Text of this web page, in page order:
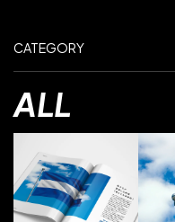
CATEGORY
ALL
CONCEPT
WEB・APP